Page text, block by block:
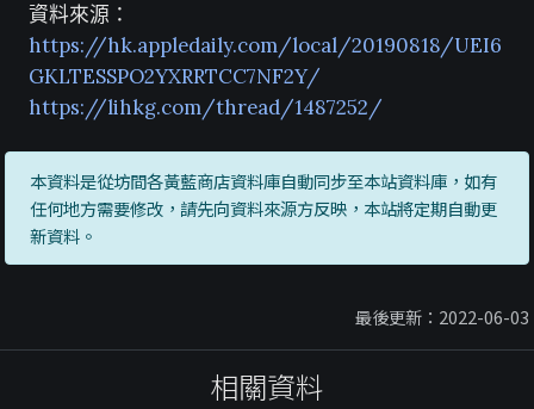
資料來源：
https://hk.appledaily.com/local/20190818/UEI6
GKLTESSPO2YXRRTCC7NF2Y/
https://lihkg.com/thread/1487252/
本資料是從坊間各黃藍商店資料庫自動同步至本站資料庫，如有
任何地方需要修改，請先向資料來源方反映，本站將定期自動更
新資料。
最後更新：2022-06-03
相關資料